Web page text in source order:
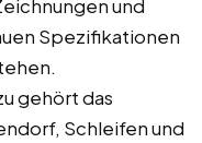
und
Spezifikationen
gehört das
Schleifen und